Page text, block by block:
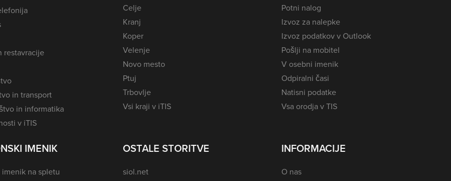
restavracije
in transport
in informatika
v iTIS
Celje
Kranj
Koper
Velenje
Novo mesto
Ptuj
Trbovlje
Vsi kraji v iTIS
Potni nalog
Izvoz za nalepke
Izvoz podatkov v Outlook
Pošlji na mobitel
V osebni imenik
Odpiralni časi
Natisni podatke
Vsa orodja v TIS
IMENIK
na spletu
OSTALE STORITVE
siol.net
INFORMACIJE
O nas